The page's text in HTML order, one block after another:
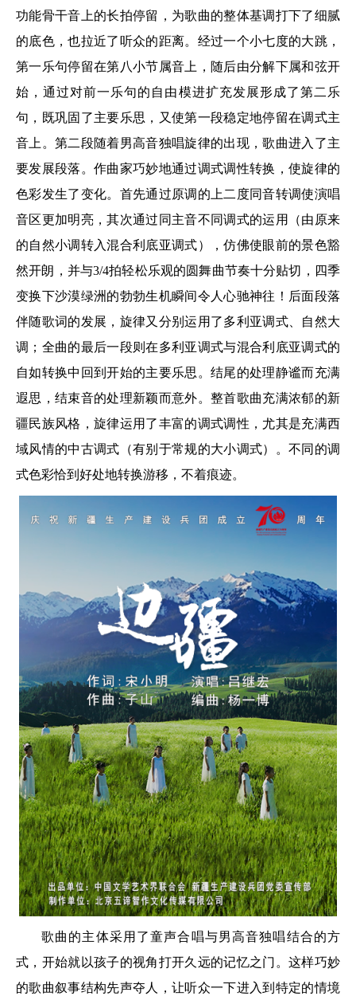
功能骨干音上的长拍停留，为歌曲的整体基调打下了细腻
的底色，也拉近了听众的距离。经过一个小七度的大跳，
第一乐句停留在第八小节属音上，随后由分解下属和弦开
始，通过对前一乐句的自由模进扩充发展形成了第二乐
句，既巩固了主要乐思，又使第一段稳定地停留在调式主
音上。第二段随着男高音独唱旋律的出现，歌曲进入了主
要发展段落。作曲家巧妙地通过调式调性转换，使旋律的
色彩发生了变化。首先通过原调的上二度同音转调使演唱
音区更加明亮，其次通过同主音不同调式的运用（由原来
的自然小调转入混合利底亚调式），仿佛使眼前的景色豁
然开朗，并与3/4拍轻松乐观的圆舞曲节奏十分贴切，四季
变换下沙漠绿洲的勃勃生机瞬间令人心驰神往！后面段落
伴随歌词的发展，旋律又分别运用了多利亚调式、自然大
调；全曲的最后一段则在多利亚调式与混合利底亚调式的
自如转换中回到开始的主要乐思。结尾的处理静谧而充满
遐思，结束音的处理新颖而意外。整首歌曲充满浓郁的新
疆民族风格，旋律运用了丰富的调式调性，尤其是充满西
域风情的中古调式（有别于常规的大小调式）。不同的调
式色彩恰到好处地转换游移，不着痕迹。
歌曲的主体采用了童声合唱与男高音独唱结合的方
式，开始就以孩子的视角打开久远的记忆之门。这样巧妙
的歌曲叙事结构先声夺人，让听众一下进入到特定的情境